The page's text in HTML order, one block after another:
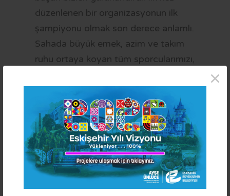
×
düzenlenen bir organizasyonun ilk
şampiyonu olmak son derece anlamlı.
Sahada büyük emek, azim ve takım
ruhu ortaya koyan tüm sporcularımızı,
yürekten tebrik ediyorum. Eskişehir’de
kız çocuklarının spora katılımını
artırmak ve onları desteklemek için
çalışmalarımızı sürdüreceğiz.” dedi.